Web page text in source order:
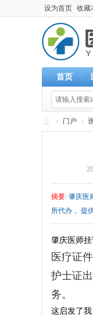
设为首页 收藏
首页
› 门户 ›
摘要: 肇庆医
所代办， 提
肇庆医师
医疗证
护士证
务。
这启发了